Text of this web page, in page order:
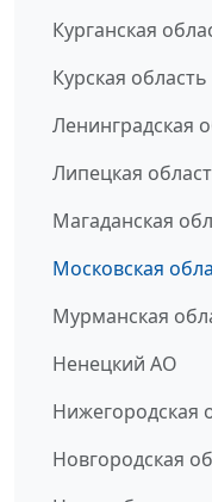
Курганская
Курская область
Ленинградская
Липецкая
Магаданская
Московская
Мурманская
Ненецкий АО
Нижегородская
Новгородская